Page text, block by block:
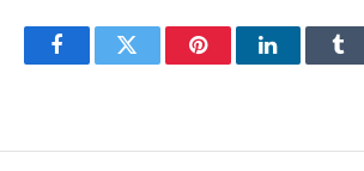
FacebookTwitter PinterestLinkedIn